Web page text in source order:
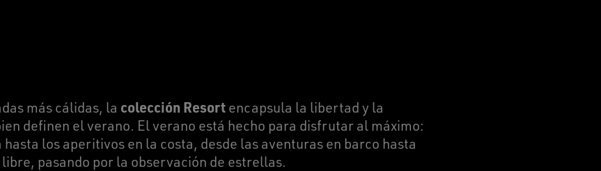
más cálidas, la colección Resort encapsula la libertad y la
definen el verano. El verano está hecho para disfrutar al máximo:
los aperitivos en la costa, desde las aventuras en barco hasta
pasando por la observación de estrellas.